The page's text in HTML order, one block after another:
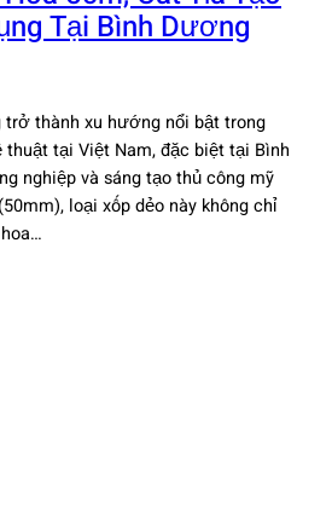
Tại Bình Dương
trở thành xu hướng nổi bật trong
thuật tại Việt Nam, đặc biệt tại Bình
nghiệp và sáng tạo thủ công mỹ
loại xốp dẻo này không chỉ